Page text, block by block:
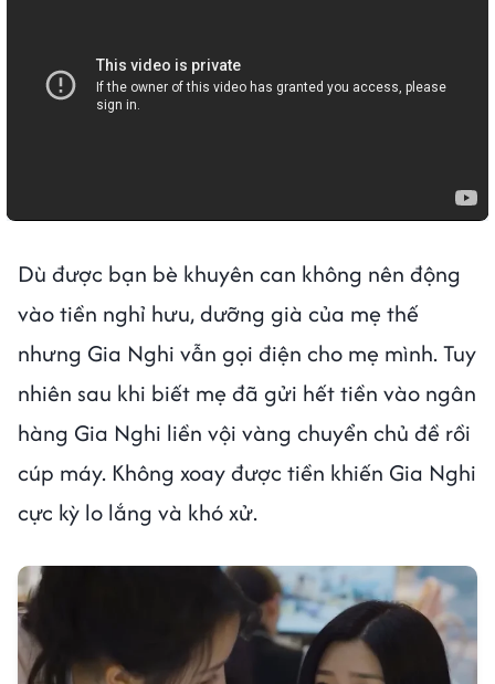
Dù được bạn bè khuyên can không nên động
vào tiền nghỉ hưu, dưỡng già của mẹ thế
nhưng Gia Nghi vẫn gọi điện cho mẹ mình. Tuy
nhiên sau khi biết mẹ đã gửi hết tiền vào ngân
hàng Gia Nghi liền vội vàng chuyển chủ đề rồi
cúp máy. Không xoay được tiền khiến Gia Nghi
cực kỳ lo lắng và khó xử.